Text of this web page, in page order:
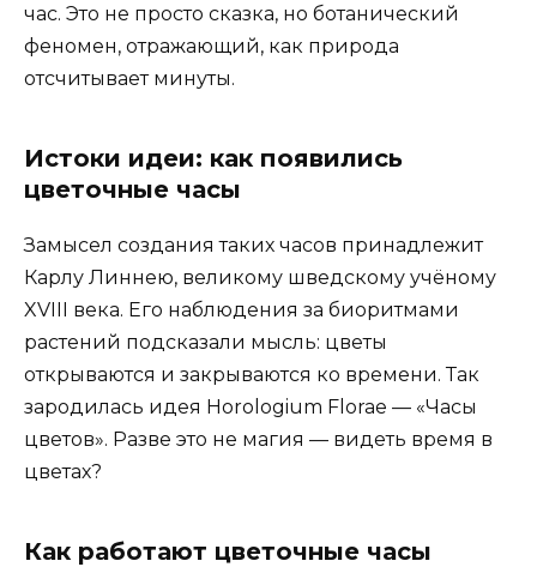
час. Это не просто сказка, но ботанический
феномен, отражающий, как природа
отсчитывает минуты.
Истоки идеи: как появились
цветочные часы
Замысел создания таких часов принадлежит
Карлу Линнею, великому шведскому учёному
XVIII века. Его наблюдения за биоритмами
растений подсказали мысль: цветы
открываются и закрываются ко времени. Так
зародилась идея Horologium Florae — «Часы
цветов». Разве это не магия — видеть время в
цветах?
Как работают цветочные часы